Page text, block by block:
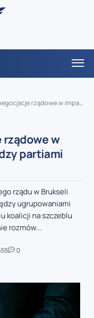
w impasie – napięcia między partiami rosną
rządowe w
partiami
rządu w Brukseli
ugrupowaniami
koalicji na szczeblu
rozmów...
0